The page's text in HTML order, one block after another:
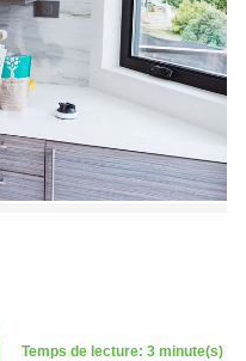
Temps de lecture: 3 minute(s)